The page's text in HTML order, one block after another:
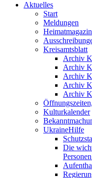
Aktuelles
Start
Meldungen
Heimatmagazin
Kreisamtsblatt
Archiv
Archiv
Archiv
Archiv
Archiv
Kulturkalender
UkraineHilfe
Die